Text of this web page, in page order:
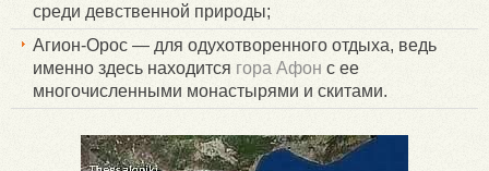
среди девственной природы;
Агион-Орос — для одухотворенного отдыха, ведь
именно здесь находится гора Афон с ее
многочисленными монастырями и скитами.